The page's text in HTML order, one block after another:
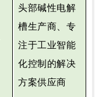
头部碱性电解
槽生产商、专
注于工业智能
化控制的解决
方案供应商